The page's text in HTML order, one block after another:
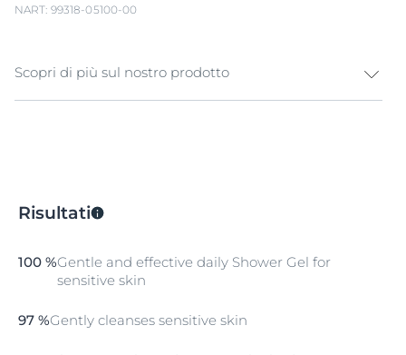
NART: 99318-05100-00
Scopri di più sul nostro prodotto
all'azione rigenerante del
efficacemente la pelle, senza lasciare residui. La
formula riequilibrante con pH Balance System aiuta a
stabilizzare il valore ottimale di pH della pelle,
cutanea.
Risultati
100 %Gentle and effective daily Shower Gel for
sensitive skin
97 %Gently cleanses sensitive skin